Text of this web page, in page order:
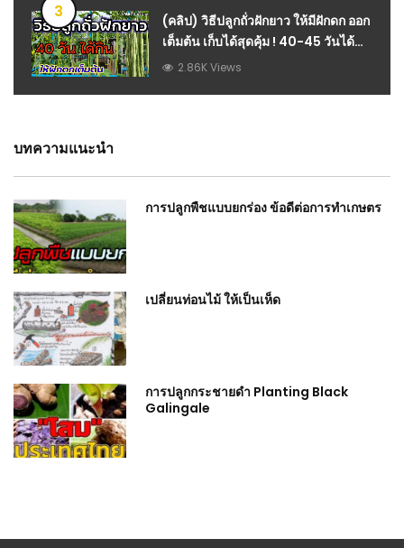
3
(คลิป) วิธีปลูกถั่วฝักยาว ให้มีฝักดก ออก
เต็มต้น เก็บได้สุดคุ้ม ! 40-45 วันได้
กิน : วีดีโอ เกษตร
2.86K Views
บทความแนะนำ
การปลูกพืชแบบยกร่อง ข้อดีต่อการทำเกษตร
เปลี่ยนท่อนไม้ ให้เป็นเห็ด
การปลูกกระชายดำ Planting Black
Galingale